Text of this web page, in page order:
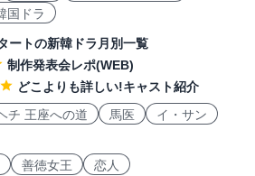
国ドラ
ートの新韓ドラ月別一覧
制作発表会レポ(WEB)
どこよりも詳しい!キャスト紹介
チ 王座への道 馬医
イ・サン
善徳女王 恋人